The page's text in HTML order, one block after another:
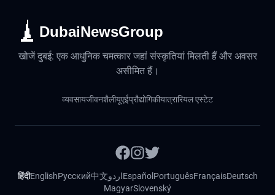
DubaiNewsGroup
खोजें दुबई: एक आधुनिक चमत्कार जहां संस्कृतियां मिलती हैं और अवसर
असीमित हैं।
व्यवसायजीवनशैलीयूएईप्रौद्योगिकीयात्रारियल एस्टेट
हिंदीEnglishРусский中文اردوEspañol PortuguêsFrançaisDeutsch
MagyarSlovenský